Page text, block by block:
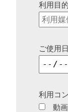
利用目
ご使用日
利用コ
動画